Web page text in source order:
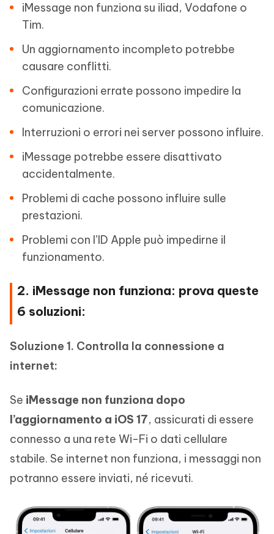
iMessage non funziona su iliad, Vodafone o
Tim.
Un aggiornamento incompleto potrebbe
causare conflitti.
Configurazioni errate possono impedire la
comunicazione.
Interruzioni o errori nei server possono influire.
iMessage potrebbe essere disattivato
accidentalmente.
Problemi di cache possono influire sulle
prestazioni.
Problemi con l’ID Apple può impedirne il
funzionamento.
2. iMessage non funziona: prova queste
6 soluzioni:
Soluzione 1. Controlla la connessione a
internet:
Se iMessage non funziona dopo
l’aggiornamento a iOS 17, assicurati di essere
connesso a una rete Wi-Fi o dati cellulare
stabile. Se internet non funziona, i messaggi non
potranno essere inviati, né ricevuti.